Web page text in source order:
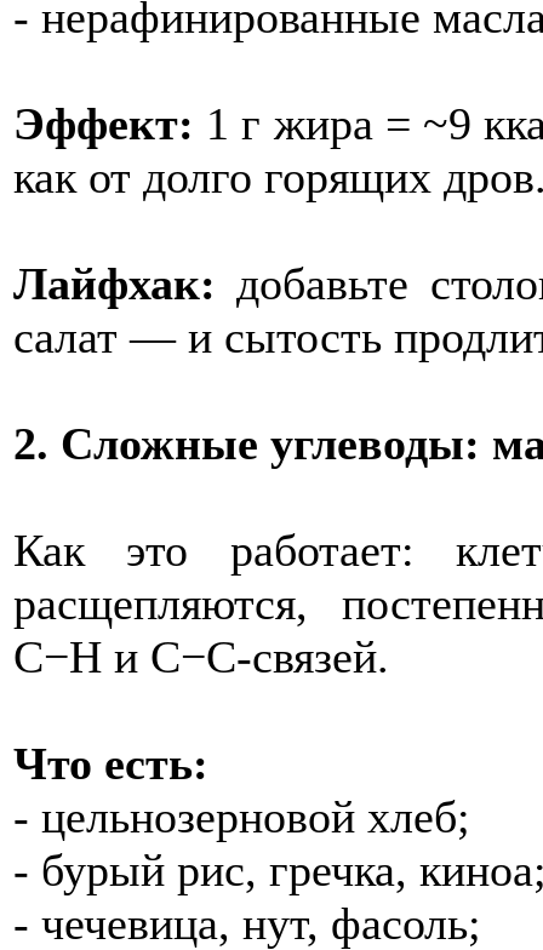
- нерафинированные
Эффект: 1 г жира = ~9
как от долго горящих
Лайфхак: добавьте
салат — и сытость
2. Сложные углеводы:
Как это работает:
расщепляются,
C−H и C−C‑связей.
Что есть:
- цельнозерновой хлеб;
- бурый рис, гречка,
- чечевица, нут, фасоль;